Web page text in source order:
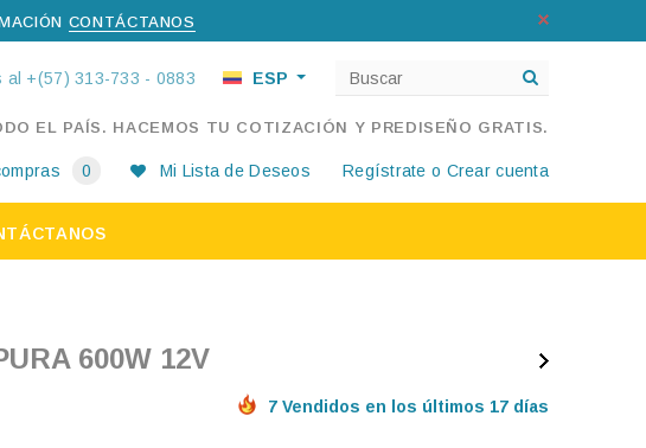
CONTÁCTANOS
ESP
al +(57) 313-733 - 0883
EL PAÍS. HACEMOS TU COTIZACIÓN Y PREDISEÑO GRATIS.
Mi Lista de Deseos Regístrate o Crear cuenta
0
600W 12V
7 Vendidos en los últimos 17 días